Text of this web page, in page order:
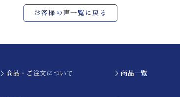
お客様の声一覧に戻る
＞商品・ご注文について ＞商品一覧